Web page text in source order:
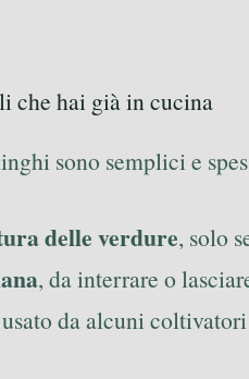
hai già in cucina
sono semplici e
delle verdure, solo
, da interrare o
da alcuni